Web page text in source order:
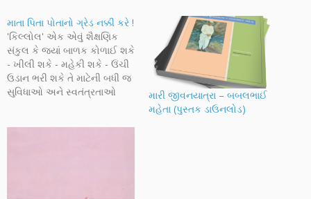
માતા પિતા પોતાનો ગ્રેડ નક્કી કરે !
'કિલ્લોલ' એક એવું શૈક્ષણિક
સંકુલ કે જ્યાં બાળક કોળાઈ શકે
- ખીલી શકે - મહેકી શકે - ઉંચી
ઉડાન ભરી શકે તે માટેની બધી જ
સુવિધાઓ અને સ્વતંત્રતાઓ
મારી જીવનયાત્રા – બબલભાઈ
મહેતા (પુસ્તક ડાઉનલોડ)